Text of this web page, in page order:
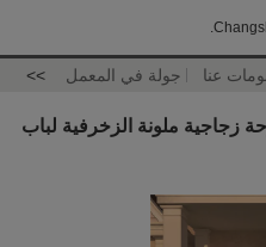
عنا جولة في المعمل >>
زجاجية ملونة الزخرفية لباب